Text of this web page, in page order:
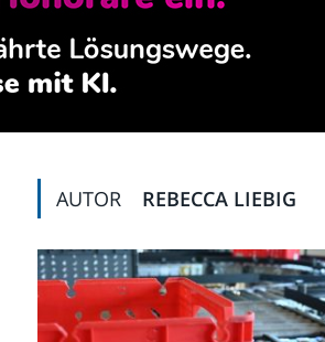
AUTOR REBECCA LIEBIG